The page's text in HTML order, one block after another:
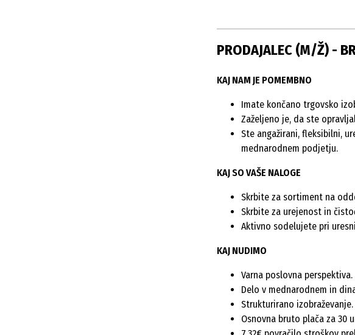
PRODAJALEC (M/Ž) -
KAJ NAM JE POMEMBNO
Imate končano trgovsko
Zaželjeno je, da ste
Ste angažirani, fleksibilni,
mednarodnem podjetju.
KAJ SO VAŠE NALOGE
Skrbite za sortiment na
Skrbite za urejenost in
Aktivno sodelujete pri
KAJ NUDIMO
Varna poslovna perspektiva.
Delo v mednarodnem in
Strukturirano izobraževanje.
Osnovna bruto plača za 30